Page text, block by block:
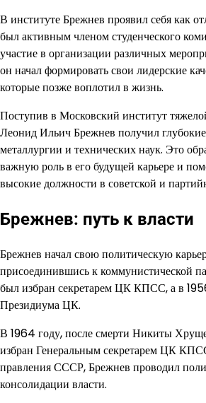
В институте Брежнев проявил себя как
был активным членом студенческого
участие в организации различных
он начал формировать свои лидерские
которые позже воплотил в жизнь.
Поступив в Московский институт
Леонид Ильич Брежнев получил
металлургии и технических наук. Это
важную роль в его будущей карьере и
высокие должности в советской и
Брежнев: путь к власти
Брежнев начал свою политическую
присоединившись к коммунистической
был избран секретарем ЦК КПСС, а в
Президиума ЦК.
В 1964 году, после смерти Никиты
избран Генеральным секретарем ЦК
правления СССР, Брежнев проводил
консолидации власти.